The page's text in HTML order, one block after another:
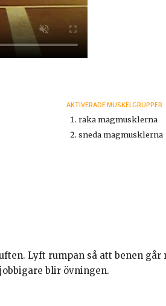
AKTIVERADE MUSKELGRUPPER
raka magmusklerna
sneda magmusklerna
Lyft rumpan så att benen
blir övningen.